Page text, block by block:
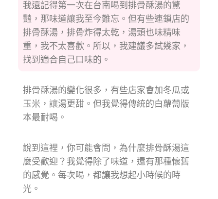
我還記得第一次在台南喝到排骨酥湯的驚
豔，那味道讓我至今難忘。但有些連鎖店的
排骨酥湯，排骨炸得太乾，湯頭也味精味
重，我不太喜歡。所以，我建議多試幾家，
找到適合自己口味的。
排骨酥湯的變化很多，有些店家會加冬瓜或
玉米，讓湯更甜。但我覺得傳統的白蘿蔔版
本最耐喝。
說到這裡，你可能會問，為什麼排骨酥湯這
麼受歡迎？我覺得除了味道，還有那種懷舊
的感覺。每次喝，都讓我想起小時候的時
光。